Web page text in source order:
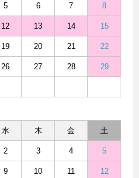
5 6 7 8
12 13 14 15
19 20 21 22
26 27 28 29
水 木 金 土
2 3 4 5
9 10 11 12